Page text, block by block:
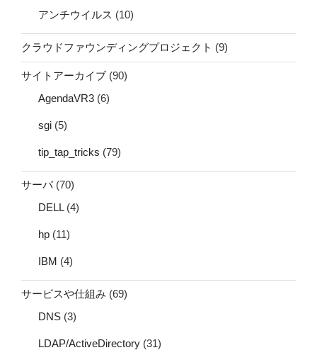
アンチウイルス (10)
クラウドファウンディングプロジェクト (9)
サイトアーカイブ (90)
AgendaVR3 (6)
sgi (5)
tip_tap_tricks (79)
サーバ(70)
DELL(4)
hp (11)
IBM (4)
サービスや仕組み (69)
DNS (3)
LDAP/ActiveDirectory (31)